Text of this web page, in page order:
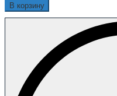
В корзину